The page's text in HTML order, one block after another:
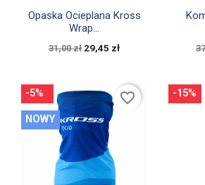
Szybki podgląd
Opaska Ocieplana Kross
Wrap...
31,00 zł 29,45 zł

-5%
NOWY
favorite_border -15%